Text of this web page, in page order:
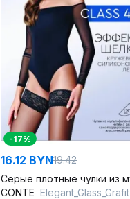
-17%
16.12 BYN19.42
CONTE Elegant_Glass_Grafit